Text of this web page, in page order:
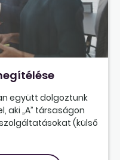
együtt dolgoztunk
„A” társaságon
(külső